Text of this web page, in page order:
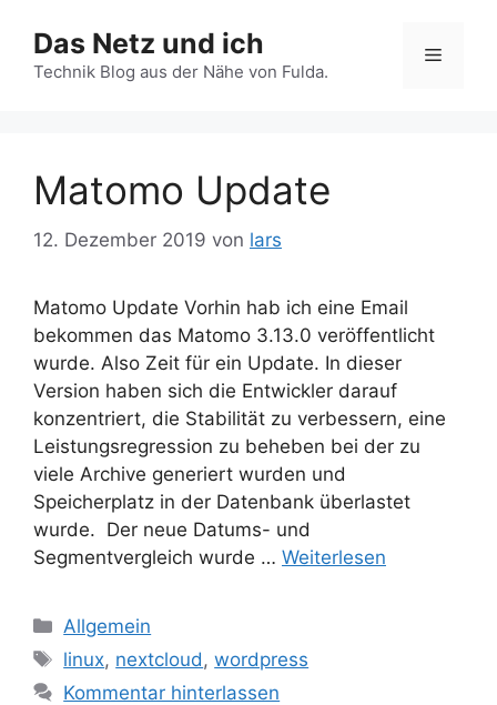
Inhalt
springen
Das Netz und ich
Technik Blog aus der Nähe von Fulda.
Menü
Matomo Update
12. Dezember 2019 von lars
Matomo Update Vorhin hab ich eine Email
bekommen das Matomo 3.13.0 veröffentlicht
wurde. Also Zeit für ein Update. In dieser
Version haben sich die Entwickler darauf
konzentriert, die Stabilität zu verbessern, eine
Leistungsregression zu beheben bei der zu
viele Archive generiert wurden und
Speicherplatz in der Datenbank überlastet
wurde. Der neue Datums- und
Segmentvergleich wurde … Weiterlesen
Kategorien
Allgemein
Schlagwörter
linux, nextcloud ,wordpress
Kommentar hinterlassen